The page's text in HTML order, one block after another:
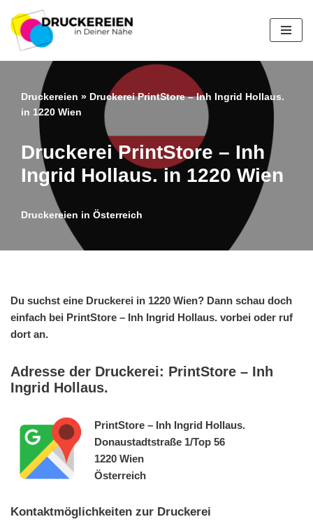
Zum
Inhalt
springen
Druckereien » Druckerei PrintStore – Inh Ingrid Hollaus.
in 1220 Wien
Druckerei PrintStore – Inh
Ingrid Hollaus. in 1220 Wien
Druckereien in Österreich
Du suchst eine Druckerei in 1220 Wien? Dann schau doch
einfach bei PrintStore – Inh Ingrid Hollaus. vorbei oder ruf
dort an.
Adresse der Druckerei: PrintStore – Inh
Ingrid Hollaus.
PrintStore – Inh Ingrid Hollaus.
Donaustadtstraße 1/Top 56
1220 Wien
Österreich
Kontaktmöglichkeiten zur Druckerei